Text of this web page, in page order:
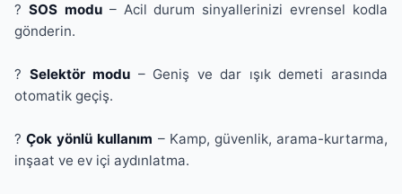
? SOS modu– Acil durum sinyallerinizi evrensel kodla
gönderin.
? Selektör modu – Geniş ve dar ışık demeti arasında
otomatik geçiş.
?Çok yönlü kullanım – Kamp, güvenlik, arama-kurtarma,
inşaat ve ev içi aydınlatma.